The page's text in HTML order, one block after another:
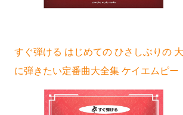
すぐ弾ける はじめての ひさしぶりの
に弾きたい定番曲大全集 ケイエムピ